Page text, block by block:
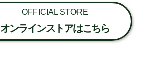
OFFICIAL STORE
オンラインストアはこちら